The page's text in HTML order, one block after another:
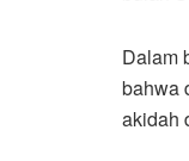
Dalam
bahwa
akidah